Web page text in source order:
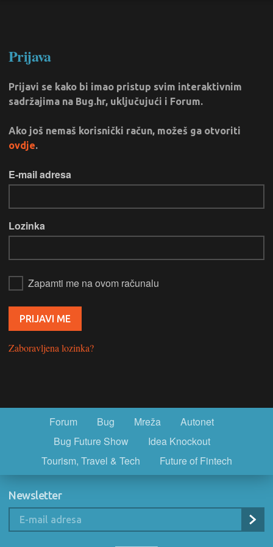
Prijava
Prijavi se kako bi imao pristup svim interaktivnim
sadržajima na Bug.hr, uključujući i Forum.
Ako još nemaš korisnički račun, možeš ga otvoriti
ovdje.
E-mail adresa
Lozinka
Zapamti me na ovom računalu
Zaboravljena lozinka?
Forum Bug Mreža
Autonet
Bug Future Show
Idea Knockout
Tourism, Travel & Tech
Future of Fintech
Newsletter